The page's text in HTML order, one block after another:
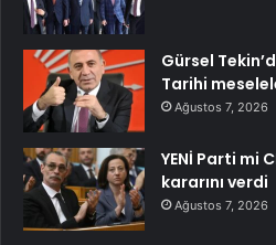
Gürsel
Tarihi
Ağustos 7, 2026
YENİ Parti mi
kararını verdi
Ağustos 7, 2026